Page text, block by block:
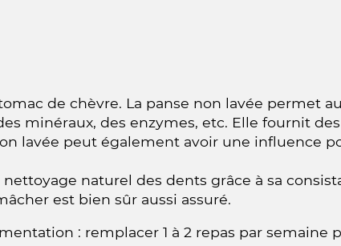
de chèvre. La panse non lavée permet
minéraux, des enzymes, etc. Elle fournit
lavée peut également avoir une influence
naturel des dents grâce à sa
est bien sûr aussi assuré.
: remplacer 1 à 2 repas par semaine